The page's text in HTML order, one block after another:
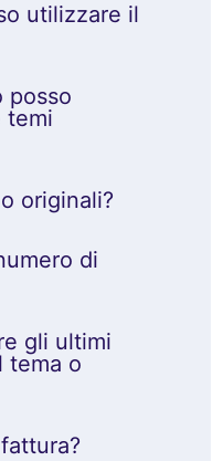
utilizzare il
posso
temi
originali?
di
gli ultimi
tema o